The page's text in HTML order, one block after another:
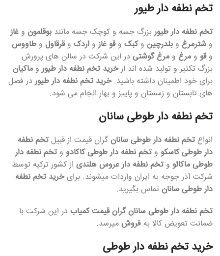
تخم نطفه دار طیور
تخم نطفه دار طیوربزرگ جسه و کوچک جسه مانند بوقلمون و غاز
و شترمرغ و بلدرچین وکبک وقو غازو اردک وقرقاول و طاووس
وقو و مرغ و مرغ گوشتی در این شرکت در سالن های پرورش
بزرگ تکثیر و تولید شده اند ازخرید تخم نطفه دار طیورو ماکیان
برای خود اطمینان داشته باشید.خرید تخم نطفه دار طیوردر فصل
های تابستان و زمستان و پاییز و بهار انجام می شود.
تخم نطفه دار طوطی سانان
انواع تخم نطفه دار طوطی سانان گران قیمت از قبیل تخم نطفه
دار طوطی کاسکو و تخم نطفه دار طوطی کاکادو و تخم نطفه دار
طوطی ماکائو و تخم نطفه دار عروس هلندی از کشور ترکیه توسط
شرکت آذر جوجه به ایران واردات میشوند. برایخرید تخم نطفه
دار طوطی سانان تماس بگیرید.
تخم نطفه دار طوطی سانان گران قیمت کمیاب در این شرکت با
ضمانت تعویض کالا به فروش میرسد.
خرید تخم نطفه دار طوطی